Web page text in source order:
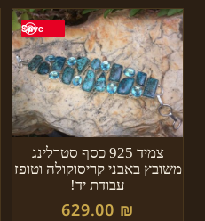
אבני חן
Save
צמיד 925 כסף סטרלינג
משובץ באבני קריסוקולה וטופז
עבודת יד!
629.00 ₪